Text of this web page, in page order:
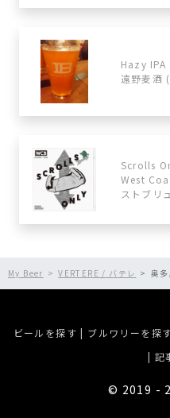
Hazy IPA
遠野麦酒
Scrolls
West
ストブリ
My Beer VERTERE / バテレ 奥
ビールを探す | ブルワリーを探
| 記
©︎ 2019 -